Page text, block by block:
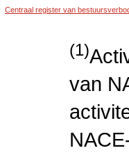
Centraal register van
(1)
van